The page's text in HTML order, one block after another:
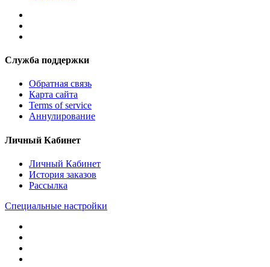
Служба поддержки
Обратная связь
Карта сайта
Terms of service
Аннулирование
Личный Кабинет
Личный Кабинет
История заказов
Рассылка
Специальные настройки